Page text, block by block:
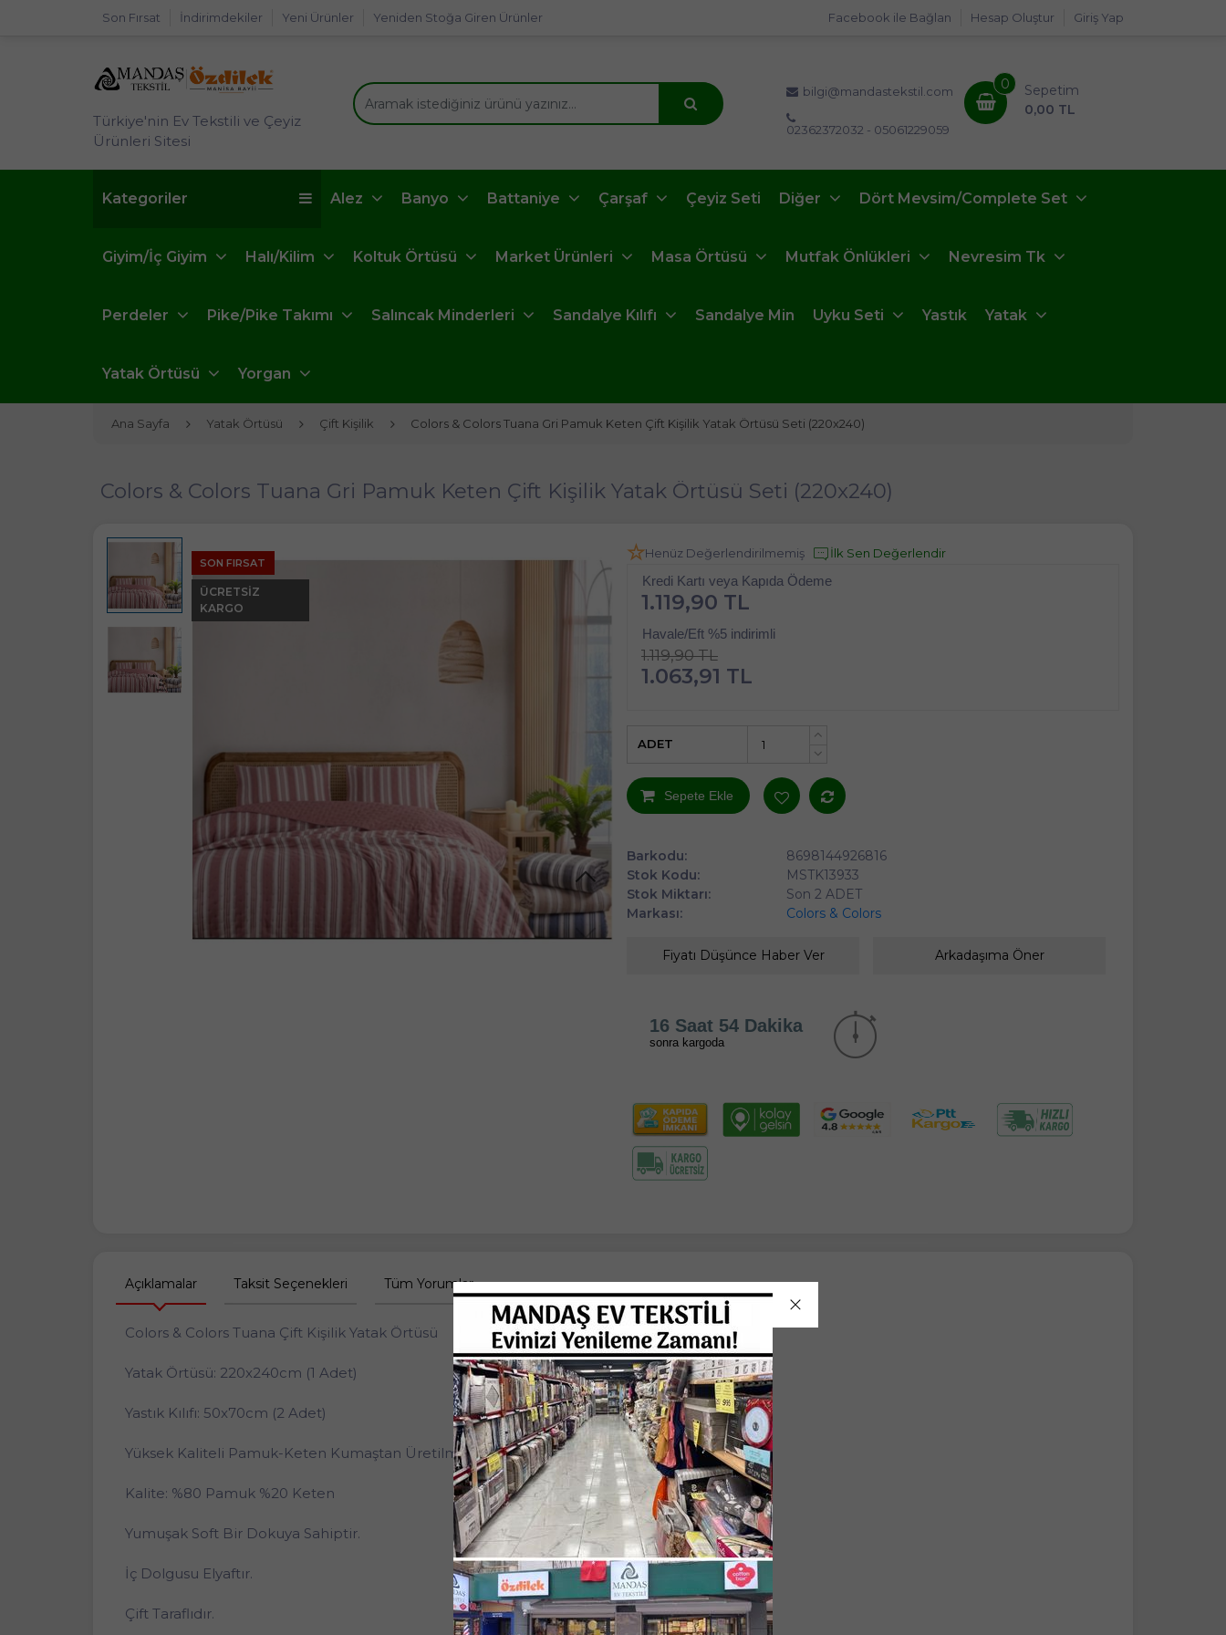
Son Fırsat İndirimdekiler Yeni Ürünler Yeniden Stoğa Giren Ürünler Giriş Yap
Hesap Oluştur
Facebook ile Bağlan
Türkiye'nin Ev Tekstili ve Çeyiz
Ürünleri Sitesi
bilgi@mandastekstil.com
02362372032 - 05061229059
0
Sepetim
0,00 TL
Kategoriler Alez Banyo Battaniye Çarşaf Çeyiz Seti Diğer Dört Mevsim/Complete Set
Giyim/İç Giyim Halı/Kilim Koltuk Örtüsü Market Ürünleri Masa Örtüsü Mutfak Önlükleri Nevresim Tk
Perdeler Pike/Pike Takımı Salıncak Minderleri Sandalye Kılıfı Sandalye Min Uyku Seti Yastık Yatak
Yatak Örtüsü Yorgan
Ana Sayfa Yatak Örtüsü Çift Kişilik Colors & Colors Tuana Gri Pamuk Keten Çift Kişilik Yatak Örtüsü Seti (220x240)
Colors & Colors Tuana Gri Pamuk Keten Çift Kişilik Yatak Örtüsü Seti (220x240)
SON FIRSAT
ÜCRETSIZ
KARGO
Henüz Değerlendirilmemiş İlk Sen Değerlendir
Kredi Kartı veya Kapıda Ödeme
1.119,90 TL
Havale/Eft %5 indirimli
1.119,90 TL
1.063,91 TL
+
ADET
Sepete Ekle
Barkodu:
8698144926816
Stok Kodu:
MSTK13933
Stok Miktarı:
Son 2 ADET
Markası:
Colors & Colors
Fiyatı Düşünce Haber Ver Arkadaşıma Öner
16 Saat 54 Dakika
sonra kargoda
Açıklamalar Taksit Seçenekleri Tüm Yorumlar
Colors & Colors Tuana Çift Kişilik Yatak Örtüsü
Yatak Örtüsü: 220x240cm (1 Adet)
Yastık Kılıfı: 50x70cm (2 Adet)
Yüksek Kaliteli Pamuk-Keten Kumaştan Üretilmiştir.
Kalite: %80 Pamuk %20 Keten
Yumuşak Soft Bir Dokuya Sahiptir.
İç Dolgusu Elyaftır.
Çift Taraflıdır.